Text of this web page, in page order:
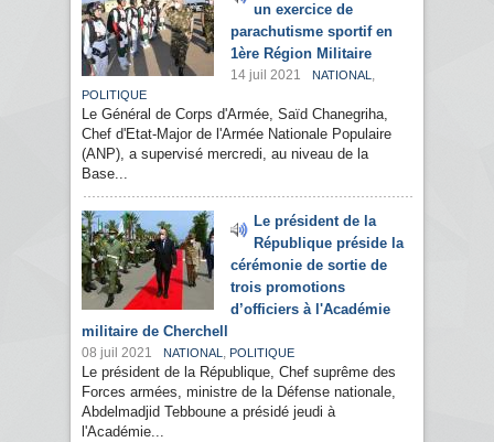
un exercice de
parachutisme sportif en
1ère Région Militaire
14 juil 2021 NATIONAL ,
POLITIQUE
Le Général de Corps d'Armée, Saïd Chanegriha,
Chef d'Etat-Major de l'Armée Nationale Populaire
(ANP), a supervisé mercredi, au niveau de la
Base...
Le président de la
République préside la
cérémonie de sortie de
trois promotions
d’officiers à l'Académie
militaire de Cherchell
08 juil 2021 NATIONAL , POLITIQUE
Le président de la République, Chef suprême des
Forces armées, ministre de la Défense nationale,
Abdelmadjid Tebboune a présidé jeudi à
l'Académie...